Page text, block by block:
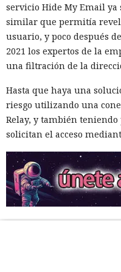
servicio Hide My Email
similar que permitía
usuario, y poco después
2021 los expertos de la
una filtración de la
Hasta que haya una
riesgo utilizando una
Relay, y también
solicitan el acceso